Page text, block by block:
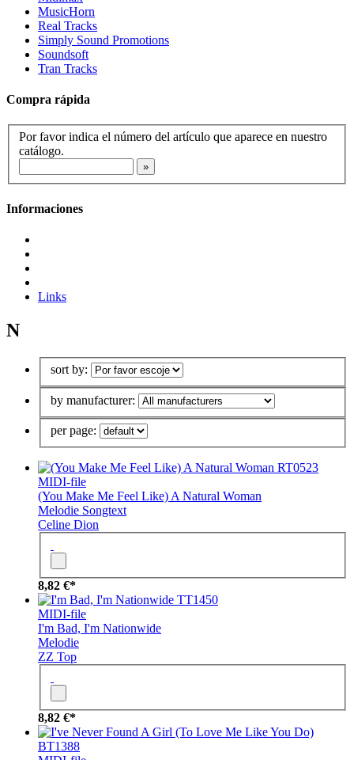
MusicHorn
Real Tracks
Simply Sound Promotions
Soundsoft
Tran Tracks
Compra rápida
Por favor indica el número del artículo que aparece en nuestro
catálogo.
Informaciones
Links
N
sort by:
by manufacturer:
per page:
RT0523
MIDI-file
(You Make Me Feel Like) A Natural Woman
Melodie Songtext
Celine Dion
8,82 €*
TT1450
MIDI-file
I'm Bad, I'm Nationwide
Melodie
ZZ Top
8,82 €*
BT1388